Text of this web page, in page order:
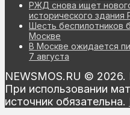
РЖД снова ищет
исторического здания
Шесть беспилотников
Москве
В Москве ожидается
7 августа
NEWSMOS.RU ©
При использовании
источник обязательна.